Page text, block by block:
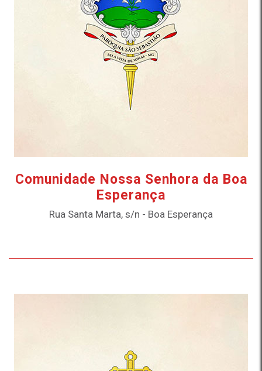
Comunidade Nossa Senhora da Boa
Esperança
Rua Santa Marta, s/n - Boa Esperança